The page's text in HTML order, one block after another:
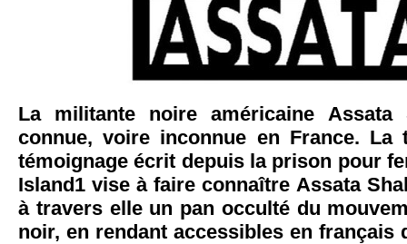
La militante noire américaine Assata
connue, voire inconnue en France. La
témoignage écrit depuis la prison pour
Island1 vise à faire connaître Assata
à travers elle un pan occulté du
noir, en rendant accessibles en français